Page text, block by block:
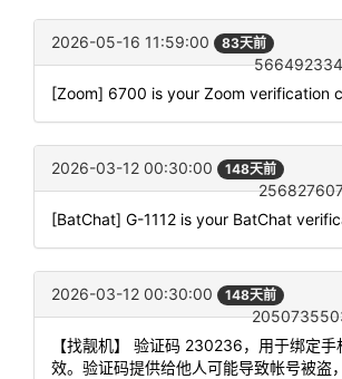
2026-05-16 11:59:00 83天前
[Zoom] 6700 is your Zoom verification
2026-03-12 00:30:00 148天前
[BatChat] G-1112 is your BatChat
2026-03-12 00:30:00 148天前
【找靓机】 验证码 230236，用于绑定
效。验证码提供给他人可能导致帐号被盗